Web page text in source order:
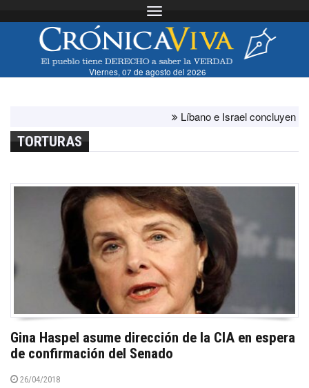
Toggle navigation
Viernes, 07 de agosto del 2026
Líbano e Israel concluyen
TORTURAS
Gina Haspel asume dirección de la CIA en espera
de confirmación del Senado
26/04/2018